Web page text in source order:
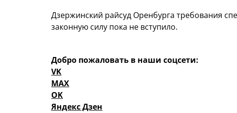
Дзержинский райсуд Оренбурга требования
законную силу пока не вступило.
Добро пожаловать в наши соцсети:
VK
MAX
OK
Яндекс Дзен